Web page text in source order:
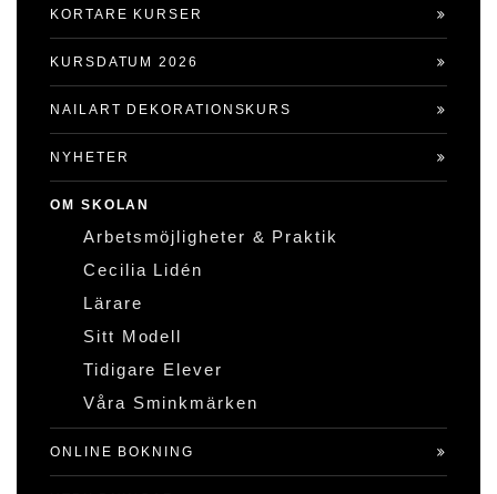
KORTARE KURSER
KURSDATUM 2026
NAILART DEKORATIONSKURS
NYHETER
OM SKOLAN
Arbetsmöjligheter & Praktik
Cecilia Lidén
Lärare
Sitt Modell
Tidigare Elever
Våra Sminkmärken
ONLINE BOKNING